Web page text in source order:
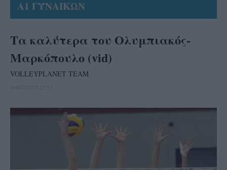
Α1 ΓΥΝΑΙΚΩΝ
Τα καλύτερα του Ολυμπιακός-
Μαρκόπουλο (vid)
VOLLEYPLANET TEAM